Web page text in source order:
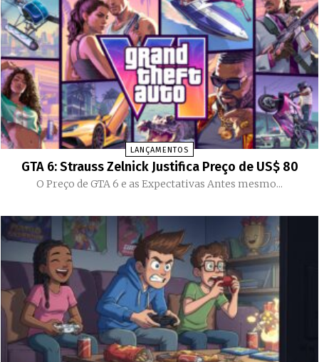
LANÇAMENTOS
GTA 6: Strauss Zelnick Justifica Preço de US$ 80
O Preço de GTA 6 e as Expectativas Antes mesmo...